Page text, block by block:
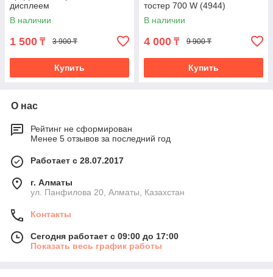
дисплеем
В наличии
1 500 ₸ 3 900 ₸
Купить
тостер 700 W (4944)
В наличии
4 000 ₸ 9 900 ₸
Купить
О нас
Рейтинг не сформирован
Менее 5 отзывов за последний год
Работает с 28.07.2017
г. Алматы
ул. Панфилова 20, Алматы, Казахстан
Контакты
Сегодня работает с 09:00 до 17:00
Показать весь график работы